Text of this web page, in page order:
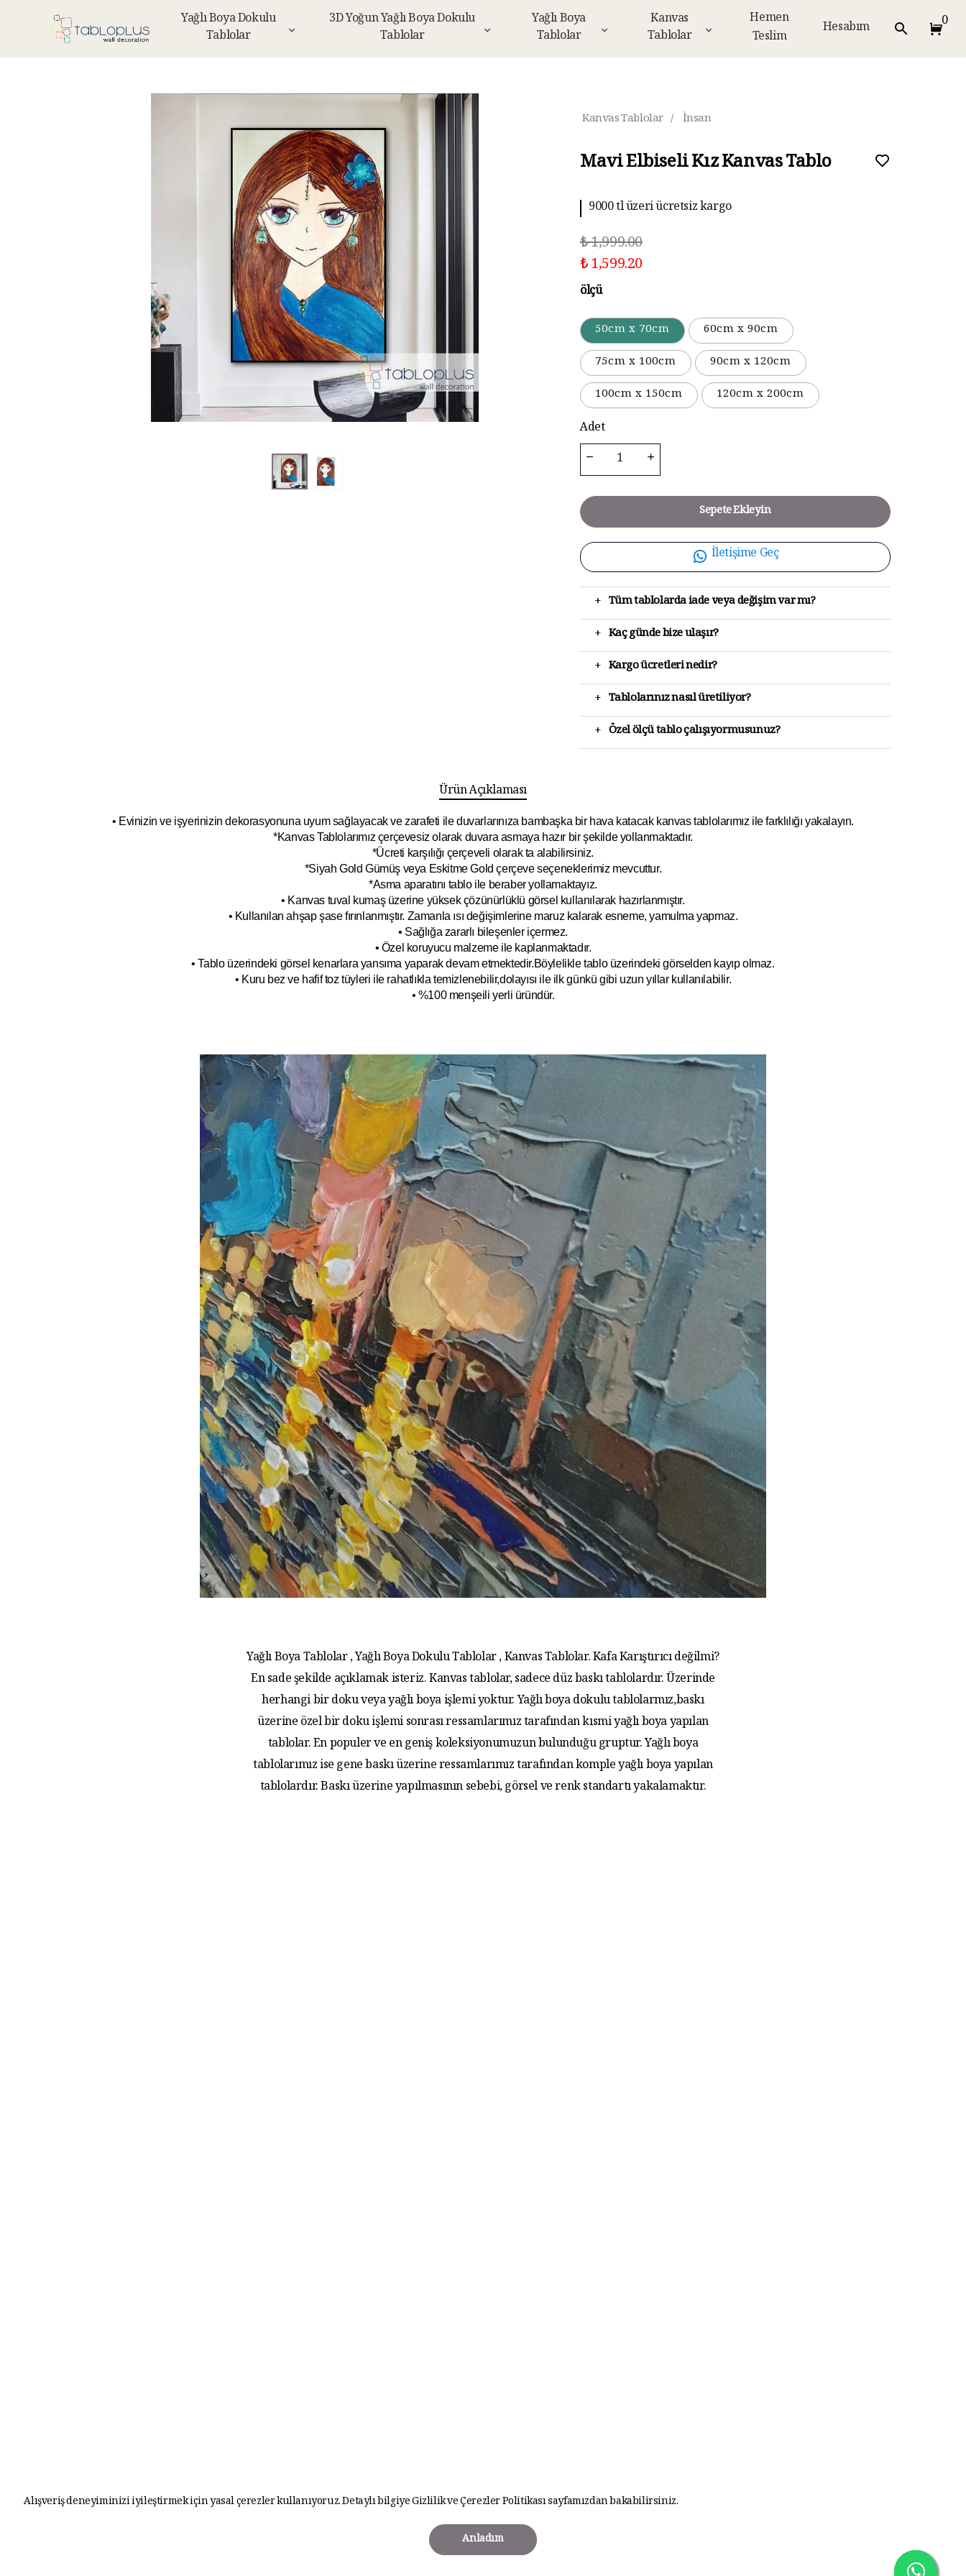
Yağlı Boya Dokulu
Tablolar
3D Yoğun Yağlı Boya Dokulu
Tablolar
Yağlı Boya
Tablolar
Kanvas
Tablolar
Hemen
Teslim
Hesabım 0
Alışveriş deneyiminizi iyileştirmek için yasal çerezler kullanıyoruz. Detaylı bilgiyeGizlilik ve Çerezler Politikasısayfamızdan bakabilirsiniz.
Anladım
Kanvas Tablolar / İnsan
Mavi Elbiseli Kız Kanvas Tablo
10 aya kadar taksit imkanı
₺ 1,999.00
₺ 1,599.20
ölçü
50cm x 70cm
60cm x 90cm
75cm x 100cm
90cm x 120cm
100cm x 150cm
120cm x 200cm
Adet
Sepete Ekleyin
İletişime Geç
+ Tüm tablolarda iade veya değişim var mı?
+ Kaç günde bize ulaşır?
+ Kargo ücretleri nedir?
+ Tablolarınız nasıl üretiliyor?
+ Özel ölçü tablo çalışıyormusunuz?
Ürün Açıklaması
• Evinizin ve işyerinizin dekorasyonuna uyum sağlayacak ve zarafeti ile duvarlarınıza bambaşka bir hava katacak kanvas tablolarımız ile farklılığı yakalayın.
*Kanvas Tablolarımız çerçevesiz olarak duvara asmaya hazır bir şekilde yollanmaktadır.
*Ücreti karşılığı çerçeveli olarak ta alabilirsiniz.
*Siyah Gold Gümüş veya Eskitme Gold çerçeve seçeneklerimiz mevcuttur.
*Asma aparatını tablo ile beraber yollamaktayız.
• Kanvas tuval kumaş üzerine yüksek çözünürlüklü görsel kullanılarak hazırlanmıştır.
• Kullanılan ahşap şase fırınlanmıştır. Zamanla ısı değişimlerine maruz kalarak esneme, yamulma yapmaz.
• Sağlığa zararlı bileşenler içermez.
• Özel koruyucu malzeme ile kaplanmaktadır.
• Tablo üzerindeki görsel kenarlara yansıma yaparak devam etmektedir.Böylelikle tablo üzerindeki görselden kayıp olmaz.
• Kuru bez ve hafif toz tüyleri ile rahatlıkla temizlenebilir,dolayısı ile ilkgünkü gibi uzun yıllar kullanılabilir.
• %100 menşeili yerli üründür.
Yağlı Boya Tablolar , Yağlı Boya Dokulu Tablolar , Kanvas Tablolar. Kafa Karıştırıcı değilmi?
En sade şekilde açıklamak isteriz. Kanvas tablolar, sadece düz baskı tablolardır. Üzerinde
herhangi bir doku veya yağlı boya işlemi yoktur. Yağlı boya dokulu tablolarmız,baskı
üzerine özel bir doku işlemi sonrası ressamlarımız tarafından kısmi yağlı boya yapılan
tablolar. En populer ve en geniş koleksiyonumuzun bulunduğu gruptur. Yağlı boya
tablolarımız ise gene baskı üzerine ressamlarımız tarafından komple yağlı boya yapılan
tablolardır. Baskı üzerine yapılmasının sebebi, görsel ve renk standartı yakalamaktır.